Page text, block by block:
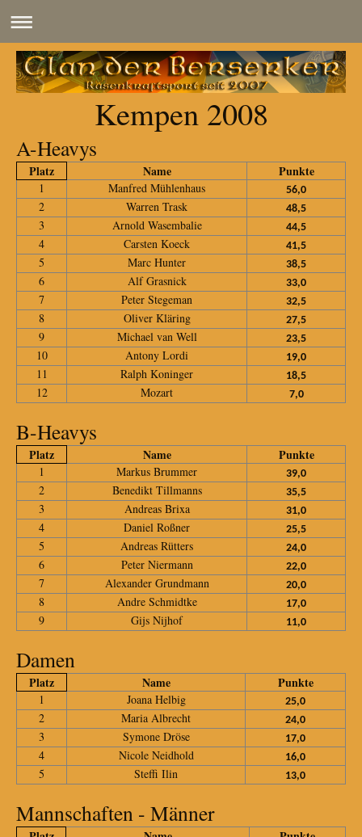
Kempen 2008
A-Heavys
Platz Name Punkte
1 Manfred Mühlenhaus 56,0
2 Warren Trask 48,5
3 Arnold Wasembalie 44,5
4 Carsten Koeck 41,5
5 Marc Hunter 38,5
6 Alf Grasnick 33,0
7 Peter Stegeman 32,5
8 Oliver Kläring 27,5
9 Michael van Well 23,5
10 Antony Lordi 19,0
11 Ralph Koninger 18,5
12 Mozart 7,0
B-Heavys
Platz Name Punkte
1 Markus Brummer 39,0
2 Benedikt Tillmanns 35,5
3 Andreas Brixa 31,0
4 Daniel Roßner 25,5
5 Andreas Rütters 24,0
6 Peter Niermann 22,0
7 Alexander Grundmann 20,0
8 Andre Schmidtke 17,0
9 Gijs Nijhof 11,0
Damen
Platz Name Punkte
1 Joana Helbig 25,0
2 Maria Albrecht 24,0
3 Symone Dröse 17,0
4 Nicole Neidhold 16,0
5 Steffi Ilin 13,0
Mannschaften - Männer